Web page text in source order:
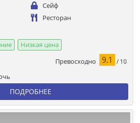
Сейф
Ресторан
Низкая цена
Превосходно 9.1 / 10
ПОДРОБНЕЕ